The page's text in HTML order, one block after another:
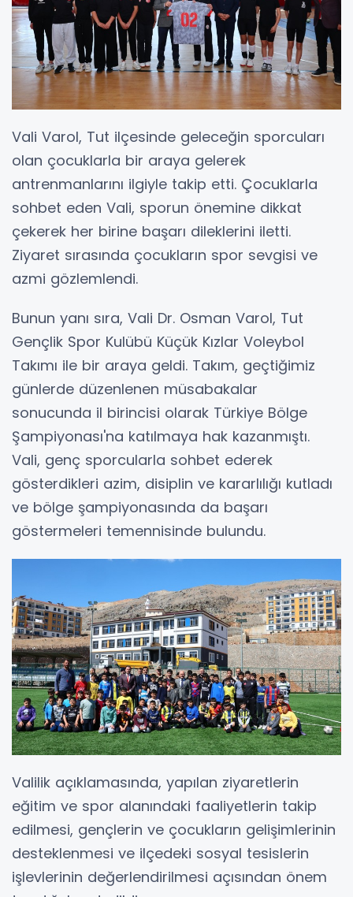
Vali Varol, Tut ilçesinde geleceğin sporcuları
olan çocuklarla bir araya gelerek
antrenmanlarını ilgiyle takip etti. Çocuklarla
sohbet eden Vali, sporun önemine dikkat
çekerek her birine başarı dileklerini iletti.
Ziyaret sırasında çocukların spor sevgisi ve
azmi gözlemlendi.
Bunun yanı sıra, Vali Dr. Osman Varol, Tut
Gençlik Spor Kulübü Küçük Kızlar Voleybol
Takımı ile bir araya geldi. Takım, geçtiğimiz
günlerde düzenlenen müsabakalar
sonucunda il birincisi olarak Türkiye Bölge
Şampiyonası'na katılmaya hak kazanmıştı.
Vali, genç sporcularla sohbet ederek
gösterdikleri azim, disiplin ve kararlılığı kutladı
ve bölge şampiyonasında da başarı
göstermeleri temennisinde bulundu.
Valilik açıklamasında, yapılan ziyaretlerin
eğitim ve spor alanındaki faaliyetlerin takip
edilmesi, gençlerin ve çocukların gelişimlerinin
desteklenmesi ve ilçedeki sosyal tesislerin
işlevlerinin değerlendirilmesi açısından önem